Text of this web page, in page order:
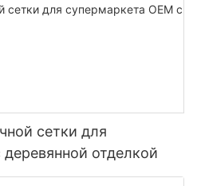
сетки для
отделкой